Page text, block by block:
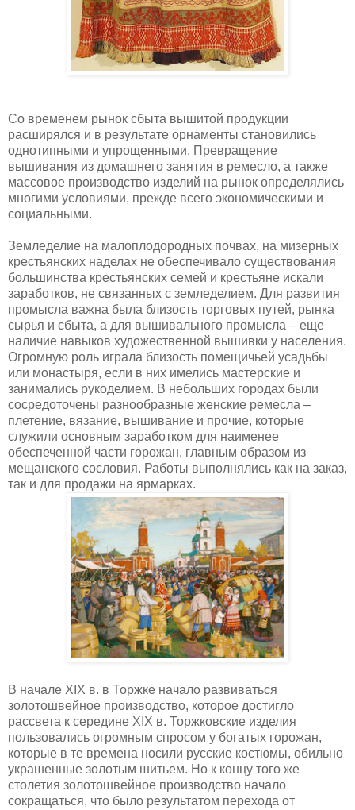
Со временем рынок сбыта вышитой продукции
расширялся и в результате орнаменты становились
однотипными и упрощенными. Превращение
вышивания из домашнего занятия в ремесло, а также
массовое производство изделий на рынок определялись
многими условиями, прежде всего экономическими и
социальными.
Земледелие на малоплодородных почвах, на мизерных
крестьянских наделах не обеспечивало существования
большинства крестьянских семей и крестьяне искали
заработков, не связанных с земледелием. Для развития
промысла важна была близость торговых путей, рынка
сырья и сбыта, а для вышивального промысла – еще
наличие навыков художественной вышивки у населения.
Огромную роль играла близость помещичьей усадьбы
или монастыря, если в них имелись мастерские и
занимались рукоделием. В небольших городах были
сосредоточены разнообразные женские ремесла –
плетение, вязание, вышивание и прочие, которые
служили основным заработком для наименее
обеспеченной части горожан, главным образом из
мещанского сословия. Работы выполнялись как на заказ,
так и для продажи на ярмарках.
В начале XIX в. в Торжке начало развиваться
золотошвейное производство, которое достигло
рассвета к середине XIX в. Торжковские изделия
пользовались огромным спросом у богатых горожан,
которые в те времена носили русские костюмы, обильно
украшенные золотым шитьем. Но к концу того же
столетия золотошвейное производство начало
сокращаться, что было результатом перехода от